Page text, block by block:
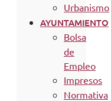
Urbanismo
AYUNTAMIENTO
Bolsa
de
Empleo
Impresos
Normativa